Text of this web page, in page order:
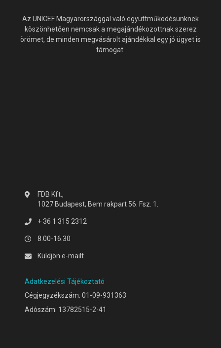
Az UNICEF Magyarországgal való együttműködésünknek
köszönhetően nemcsak a megajándékozottnak szerez
örömet, de minden megvásárolt ajándékkal egy jó ügyet is
támogat.
FDB Kft.,
1027 Budapest, Bem rakpart 56. Fsz. 1.
+ 36 1 315 2312
8.00-16.30
Küldjön e-mailt
Adatkezelési Tájékoztató
Cégjegyzékszám: 01-09-931363
Adószám: 13782515-2-41